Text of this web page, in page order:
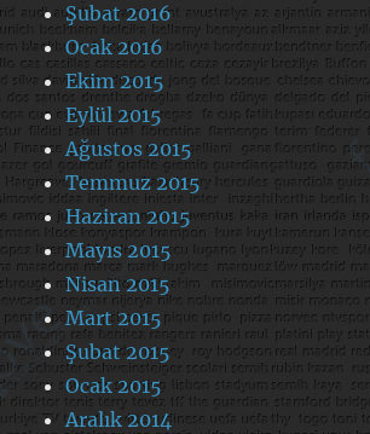
Şubat 2016
Ocak 2016
Ekim 2015
Eylül 2015
Ağustos 2015
Temmuz 2015
Haziran 2015
Mayıs 2015
Nisan 2015
Mart 2015
Şubat 2015
Ocak 2015
Aralık 2014